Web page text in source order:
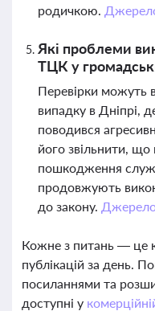
родичкою.
Які проблеми
ТЦК у
Перевірки можуть
випадку в Дніпрі,
поводився
його звільнити, що
пошкодження
продовжують
до закону.
Кожне з питань — це
публікацій за день.
посиланнями та
доступні у